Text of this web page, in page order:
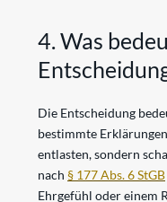
4. Was
Die Entscheidung
bestimmte
entlasten, sondern
nach § 177 Abs. 6 StGB
Ehrgefühl oder einem